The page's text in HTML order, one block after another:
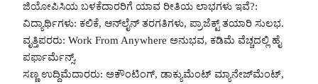
ಜಿಯೋಪಿಸಿಯ ಬಳಕೆದಾರರಿಗೆ ಯಾವ ರೀತಿಯ ಲಾಭಗಳು ಇವೆ?:
ವಿದ್ಯಾರ್ಥಿಗಳು: ಕಲಿಕೆ, ಆನ್‌ಲೈನ್ ತರಗತಿಗಳು, ಪ್ರಾಜೆಕ್ಟ್ ತಯಾರಿ ಸುಲಭ.
ವೃತ್ತಿಪರರು: Work From Anywhere ಅನುಭವ, ಕಡಿಮೆ ವೆಚ್ಚದಲ್ಲಿ ಹೈ
ಪರ್ಫಾರ್ಮೆನ್ಸ್.
ಸಣ್ಣ ಉದ್ದಿಮೆದಾರರು: ಅಕೌಂಟಿಂಗ್, ಡಾಕ್ಯುಮೆಂಟ್ ಮ್ಯಾನೇಜ್‌ಮೆಂಟ್,